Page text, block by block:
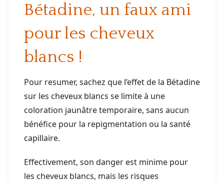
Bétadine, un faux ami
pour les cheveux
blancs !
Pour resumer, sachez que l’effet de la Bétadine
sur les cheveux blancs se limite à une
coloration jaunâtre temporaire, sans aucun
bénéfice pour la repigmentation ou la santé
capillaire.
Effectivement, son danger est minime pour
les cheveux blancs, mais les risques